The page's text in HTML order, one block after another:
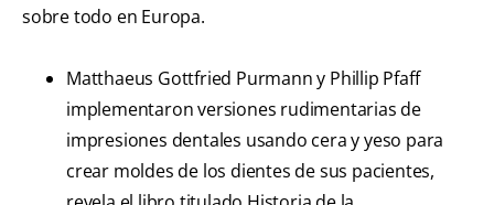
sobre todo en Europa.
Matthaeus Gottfried Purmann y Phillip Pfaff
implementaron versiones rudimentarias de
impresiones dentales usando cera y yeso para
crear moldes de los dientes de sus pacientes,